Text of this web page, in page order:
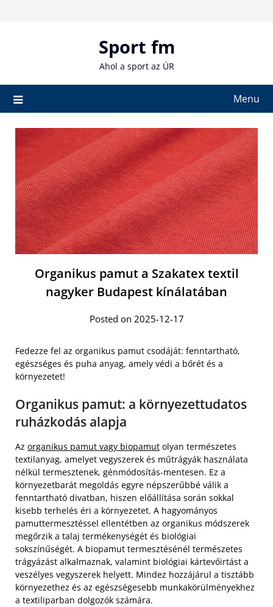
Sport fm
Ahol a sport az ÚR
Menu
Organikus pamut a Szakatex textil
nagyker Budapest kínálatában
Posted on 2025-12-17
Fedezze fel az organikus pamut csodáját: fenntartható,
egészséges és puha anyag, amely védi a bőrét és a
környezetet!
Organikus pamut: a környezettudatos
ruházkodás alapja
Az organikus pamut vagy biopamut olyan természetes
textilanyag, amelyet vegyszerek és műtrágyák használata
nélkül termesztenek, génmódosítás-mentesen. Ez a
környezetbarát megoldás egyre népszerűbbé válik a
fenntartható divatban, hiszen előállítása során sokkal
kisebb terhelés éri a környezetet. A hagyományos
pamuttermesztéssel ellentétben az organikus módszerek
megőrzik a talaj termékenységét és biológiai
sokszínűségét. A biopamut termesztésénél természetes
trágyázást alkalmaznak, valamint biológiai kártevőirtást a
veszélyes vegyszerek helyett. Mindez hozzájárul a tisztább
környezethez és az egészségesebb munkakörülményekhez
a textiliparban dolgozók számára.